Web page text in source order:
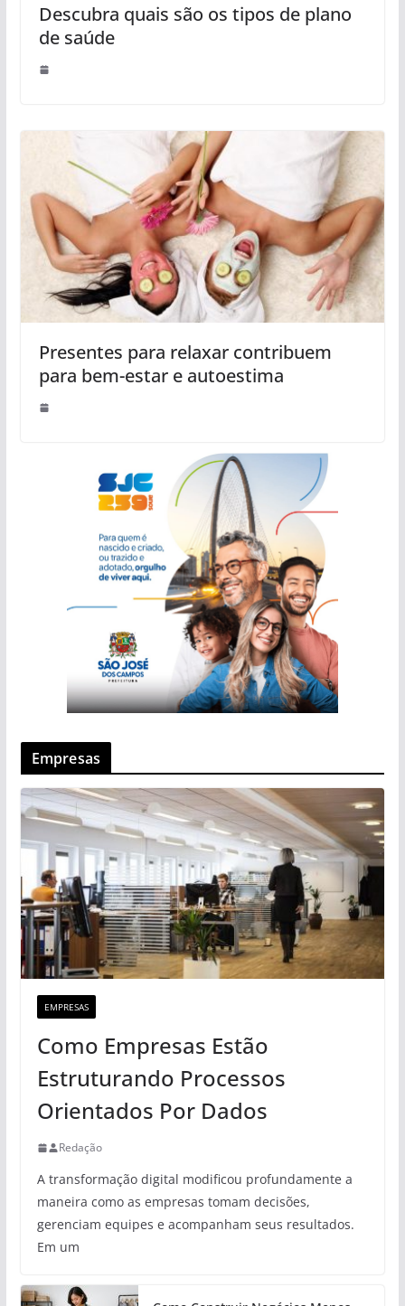
Descubra quais são os tipos de plano
de saúde
Presentes para relaxar contribuem
para bem-estar e autoestima
Empresas
EMPRESAS
Como Empresas Estão
Estruturando Processos
Orientados Por Dados
Redação
A transformação digital modificou profundamente a
maneira como as empresas tomam decisões,
gerenciam equipes e acompanham seus resultados.
Em um